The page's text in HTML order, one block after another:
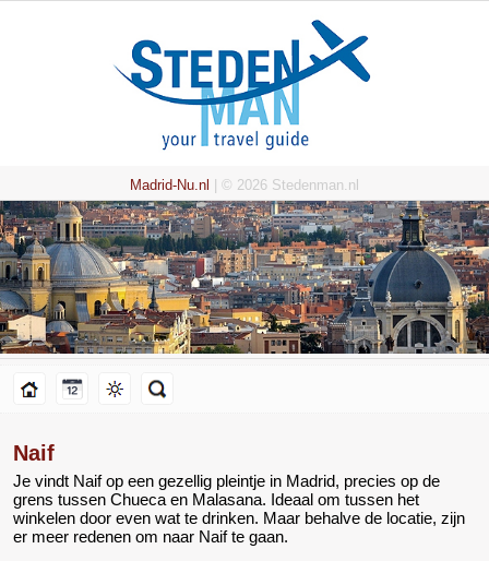
Madrid-Nu.nl | © 2026 Stedenman.nl
Naif
Je vindt Naif op een gezellig pleintje in Madrid, precies op de
grens tussen Chueca en Malasana. Ideaal om tussen het
winkelen door even wat te drinken. Maar behalve de locatie, zijn
er meer redenen om naar Naif te gaan.